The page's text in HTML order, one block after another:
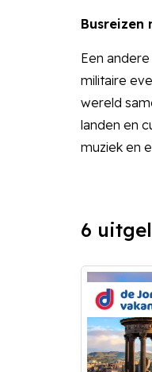
Busreizen
Een
militaire
wereld
landen en
muziek en
6